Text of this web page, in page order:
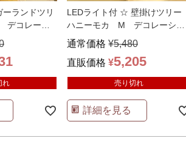
ランドツリ
コレーシ
れ
LEDライト付 ☆ 壁掛けツリー
ハニーモカ M デコレーショ
ン インテリア ク
通常価格 ¥5,480
直販価格 ¥5,205
売り切れ
詳細を見る